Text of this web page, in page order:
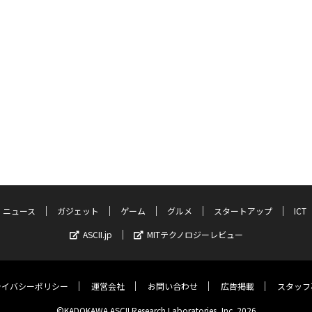
ニュース ガジェット ゲーム グルメ スタートアップ
ICT
ASCII.jp
MITテクノロジーレビュー
バシーポリシー 運営会社 お問い合わせ 広告掲載 スタッ